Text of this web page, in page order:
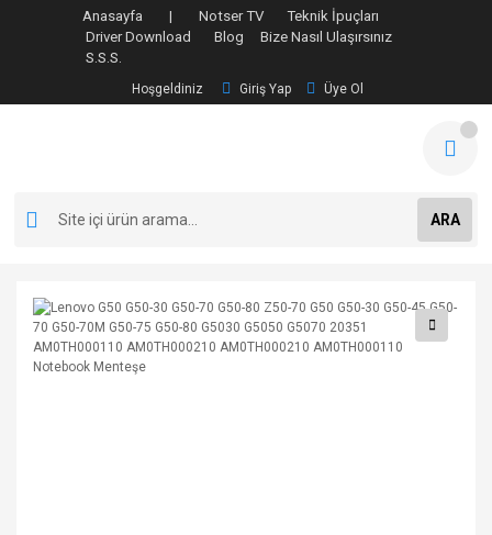
Anasayfa | Notser TV
Teknik İpuçları
Driver Download
Blog
Bize Nasıl Ulaşırsınız
S.S.S.
Hoşgeldiniz Giriş Yap Üye Ol
ARA